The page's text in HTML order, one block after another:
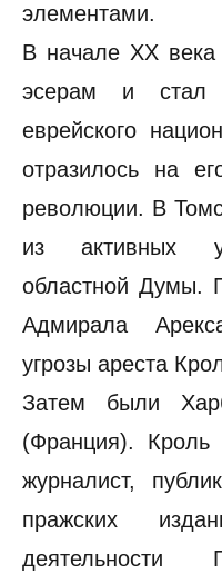
элементами.
В начале XX века
эсерам и стал
еврейского
отразилось на
революции. В
из активных
областной Думы.
Адмирала
угрозы ареста
Затем были
(Франция). Кроль
журналист,
пражских
деятельности